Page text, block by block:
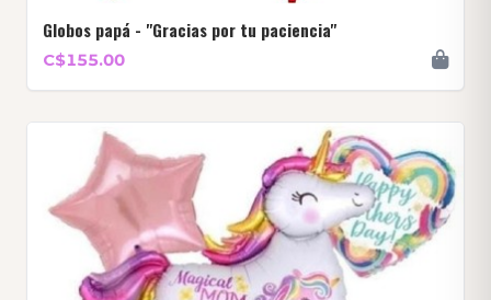
Globos papá - "Gracias por tu paciencia"
C$155.00